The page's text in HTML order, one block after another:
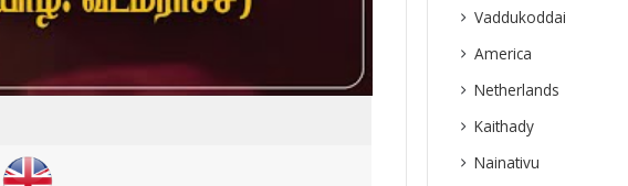
Vaddukoddai
America
Netherlands
Kaithady
Nainativu